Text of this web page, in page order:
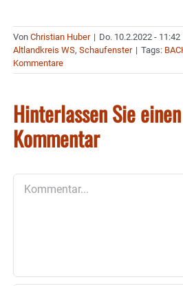
Von Christian Huber | Do. 10.2.2022 - 11:42
Altlandkreis WS, Schaufenster | Tags:
Kommentare
Hinterlassen Sie einen
Kommentar